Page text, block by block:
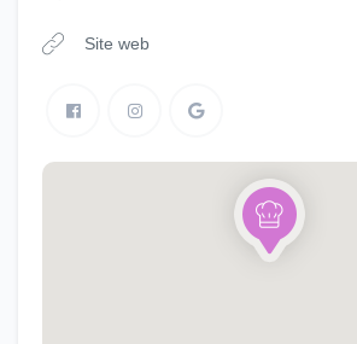
Site web